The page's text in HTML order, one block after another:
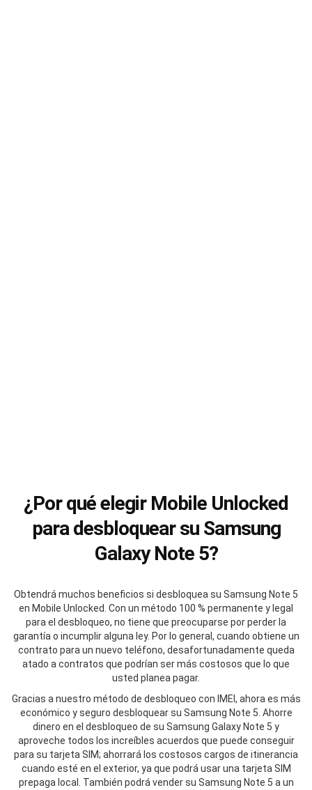
¿Por qué elegir Mobile Unlocked
para desbloquear su Samsung
Galaxy Note 5?
Obtendrá muchos beneficios si desbloquea su Samsung Note 5
en Mobile Unlocked. Con un método 100 % permanente y legal
para el desbloqueo, no tiene que preocuparse por perder la
garantía o incumplir alguna ley. Por lo general, cuando obtiene un
contrato para un nuevo teléfono, desafortunadamente queda
atado a contratos que podrían ser más costosos que lo que
usted planea pagar.
Gracias a nuestro método de desbloqueo con IMEI, ahora es más
económico y seguro desbloquear su Samsung Note 5. Ahorre
dinero en el desbloqueo de su Samsung Galaxy Note 5 y
aproveche todos los increíbles acuerdos que puede conseguir
para su tarjeta SIM; ahorrará los costosos cargos de itinerancia
cuando esté en el exterior, ya que podrá usar una tarjeta SIM
prepaga local. También podrá vender su Samsung Note 5 a un